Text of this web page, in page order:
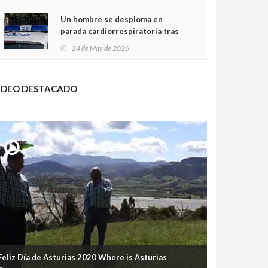
Un hombre se desploma en
parada cardiorrespiratoria tras
24 de May de 2026
DESTACADO
Día de Asturias 2020 Where is Asturias